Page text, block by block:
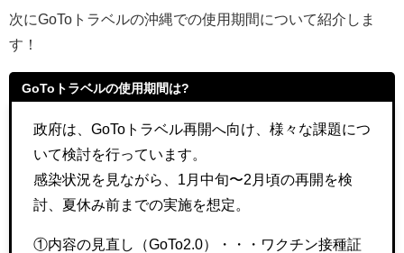
次にGoToトラベルの沖縄での使用期間について紹介しま
す！
GoToトラベルの使用期間は?
政府は、GoToトラベル再開へ向け、様々な課題につ
いて検討を行っています。
感染状況を見ながら、1月中旬〜2月頃の再開を検
討、夏休み前までの実施を想定。
①内容の見直し（GoTo2.0）・・・ワクチン接種証